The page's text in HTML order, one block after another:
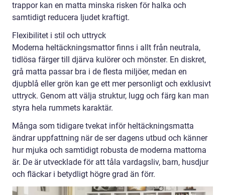
trappor kan en matta minska risken för halka och
samtidigt reducera ljudet kraftigt.
Flexibilitet i stil och uttryck
Moderna heltäckningsmattor finns i allt från neutrala,
tidlösa färger till djärva kulörer och mönster. En diskret,
grå matta passar bra i de flesta miljöer, medan en
djupblå eller grön kan ge ett mer personligt och exklusivt
uttryck. Genom att välja struktur, lugg och färg kan man
styra hela rummets karaktär.
Många som tidigare tvekat inför heltäckningsmatta
ändrar uppfattning när de ser dagens utbud och känner
hur mjuka och samtidigt robusta de moderna mattorna
är. De är utvecklade för att tåla vardagsliv, barn, husdjur
och fläckar i betydligt högre grad än förr.